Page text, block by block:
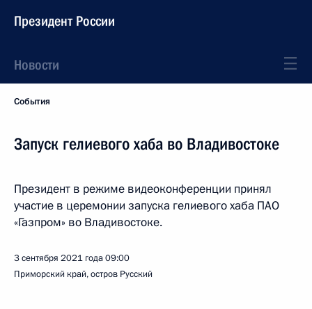
Президент России
Новости
События
Запуск гелиевого хаба во Владивостоке
Президент в режиме видеоконференции принял
участие в церемонии запуска гелиевого хаба ПАО
«Газпром» во Владивостоке.
3 сентября 2021 года09:00
Приморский край, остров Русский